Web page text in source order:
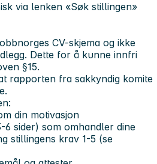
via lenken «Søk stillingen»
CV-skjema og ikke
Dette for å kunne innfri
§15.
rapporten fra sakkyndig komite
din motivasjon
6 sider) som omhandler dine
stillingens krav 1-5 (se